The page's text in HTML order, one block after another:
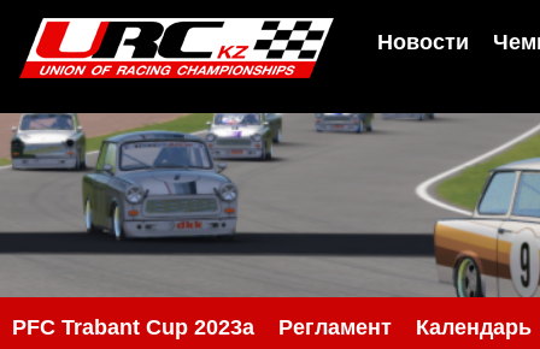
Новости
PFC Trabant Cup 2023a Регламент Календарь